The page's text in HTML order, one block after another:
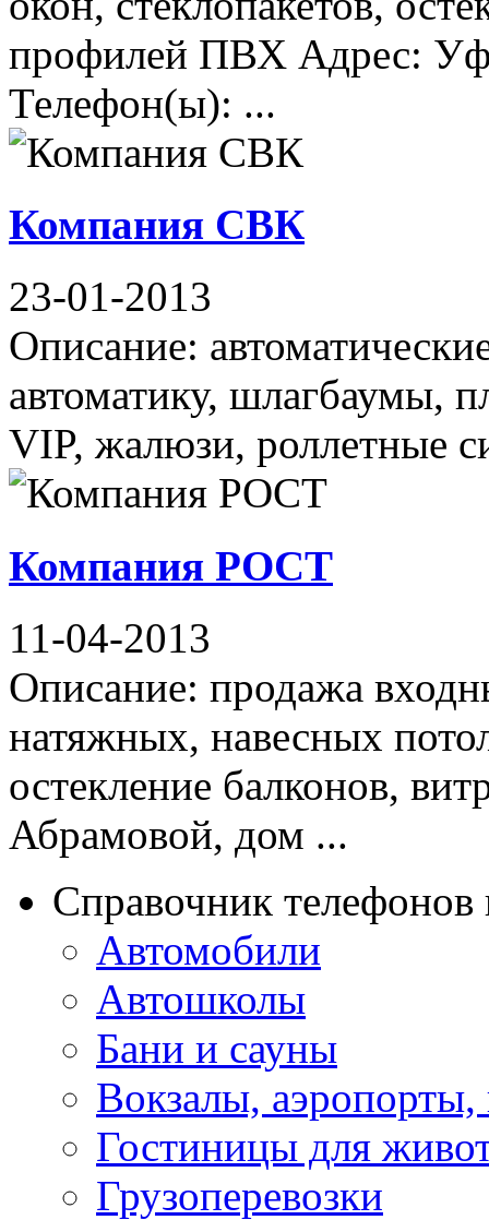
профилей ПВХ Адрес:
Телефон(ы): ...
Компания СВК
23-01-2013
Описание:
автоматику, шлагбаумы,
VIP, жалюзи, роллетные
Компания РОСТ
11-04-2013
Описание: продажа
натяжных, навесных
остекление балконов,
Абрамовой, дом ...
Справочник
Автомобили
Автошколы
Бани и сауны
Вокзалы,
Гостиницы для
Грузоперевозки